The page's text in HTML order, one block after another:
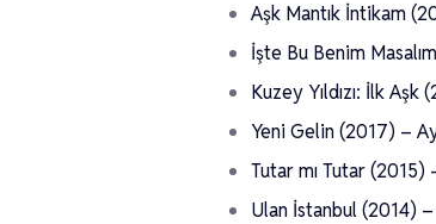
Aşk Mantık İntikam
İşte Bu Benim
Kuzey Yıldızı: İlk
Yeni Gelin (2017) –
Tutar mı Tutar (2015)
Ulan İstanbul (2014)